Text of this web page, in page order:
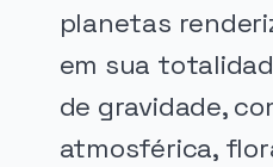
planetas
em sua
de gravidade,
atmosférica,